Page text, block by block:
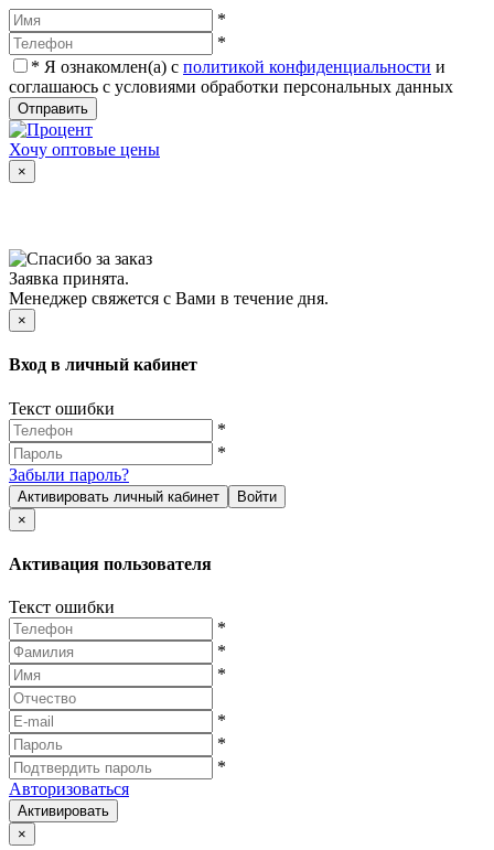
*
*
* Я ознакомлен(а) с политикой конфиденциальности и
соглашаюсь с условиями обработки персональных данных
Отправить
Хочу оптовые цены
×
Заявка принята.
Менеджер свяжется с Вами в течение дня.
×
Вход в личный кабинет
Текст ошибки
*
*
Забыли пароль?
Активировать личный кабинет
Войти
×
Активация пользователя
Текст ошибки
*
*
*
*
*
*
Авторизоваться
Активировать
×